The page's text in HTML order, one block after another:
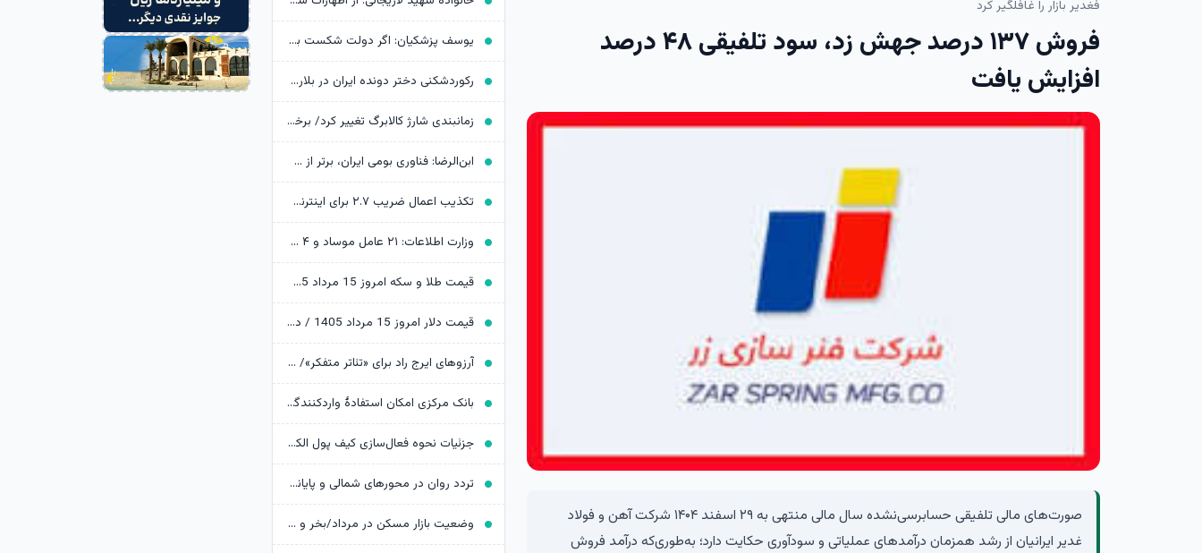
فغدیر بازار را غافلگیر کرد
فروش ۱۳۷ درصد جهش زد، سود تلفیقی ۴۸ درصد
افزایش یافت
صورت‌های مالی تلفیقی حسابرسی‌نشده سال مالی منتهی به ۲۹ اسفند ۱۴۰۴ شرکت آهن و فولاد
غدیر ایرانیان از رشد همزمان درآمدهای عملیاتی و سودآوری حکایت دارد؛ به‌طوری‌که درآمد فروش
یوسف پزشکیان: اگر دولت شکست بخورد، ایران شکست می‌خورد
رکوردشکنی دختر دونده ایران در بلاروس
زمانبندی شارژ کالابرگ تغییر کرد/ برخی خانوارها اعتبار را ماه بعد دریافت می‌کنند
ابن‌الرضا: فناوری بومی ایران، برتر از هر سامانه وارداتی در منطقه است
تکذیب اعمال ضریب ۲.۷ برای اینترنت بین‌الملل از سوی سازمان تنظیم مقررات
وزارت اطلاعات: ۲۱ عامل موساد و ۴ عضو باندهای مسلح بازداشت شدند
قیمت طلا و سکه امروز 15 مرداد 1405/ فرمان بازار طلا به دست اونس جهانی افتاد
قیمت دلار امروز 15 مرداد 1405 / دلار ۴ هزار تومان ریخت
آرزوهای ایرج راد برای «تئاتر متفکر»/ «آبجی‌ها و آقاجان» روی صحنه می‌رود
بانک مرکزی امکان استفادۀ واردکنندگان دارو از اوراق گام را تا پایان امسال تمدید کرد
جزئیات نحوه فعال‌سازی کیف پول الکترونیک
تردد روان در محورهای شمالی و پایانه‌های مرزی اربعین
وضعیت بازار مسکن در مرداد/بخر و بفروش‌ها دست از کار کشیدند